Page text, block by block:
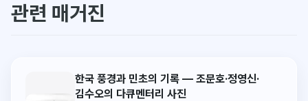
관련 매거진
한국 풍경과 민초의 기록 — 조문호·정영신·
김수오의 다큐멘터리 사진